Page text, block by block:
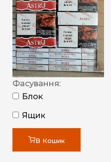
Фасування:
Блок
Ящик
В Кошик